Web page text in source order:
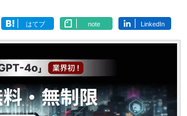
はてブ note LinkedIn